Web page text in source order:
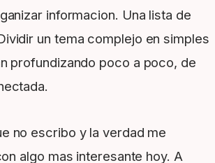
informacion. Una lista de
un tema complejo en simples
profundizando poco a poco, de
no escribo y la verdad me
algo mas interesante hoy. A